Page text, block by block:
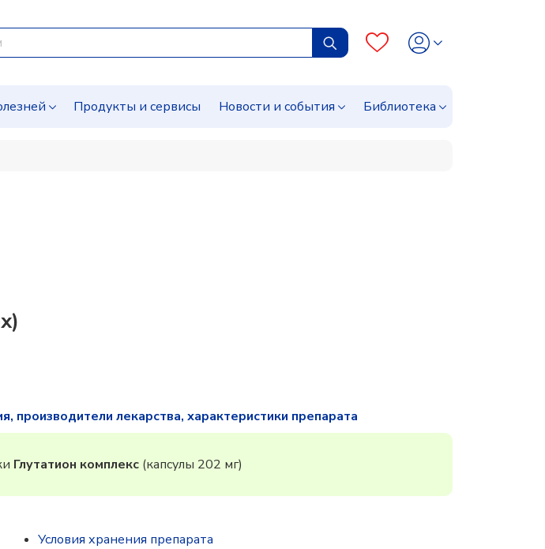
Продукты и сервисы Новости и события Библиотека
лекарства, характеристики препарата
Глутатион комплекс (капсулы 202 мг)
Условия хранения препарата